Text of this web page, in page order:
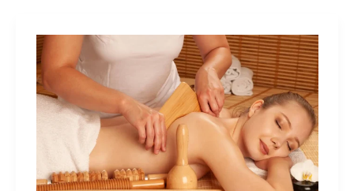
moi
:
Les
meilleures